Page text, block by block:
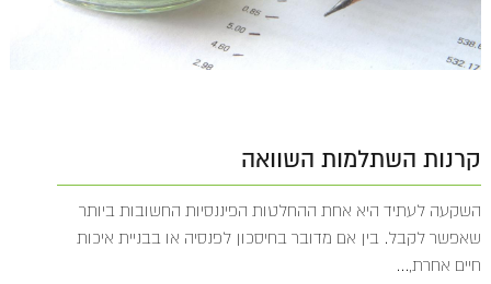
קרנות השתלמות השוואה
השקעה לעתיד היא אחת ההחלטות הפיננסיות החשובות ביותר
שאפשר לקבל. בין אם מדובר בחיסכון לפנסיה או בבניית איכות
חיים אחרת,...